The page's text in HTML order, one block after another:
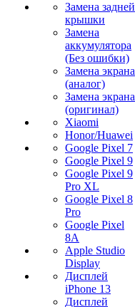
Замена задней
крышки
Замена
аккумулятора
(Без ошибки)
Замена экрана
(аналог)
Замена экрана
(оригинал)
Xiaomi
Honor/Huawei
Google Pixel 7
Google Pixel 9
Google Pixel 9
Pro XL
Google Pixel 8
Pro
Google Pixel
8A
Apple Studio
Display
Дисплей
iPhone 13
Дисплей